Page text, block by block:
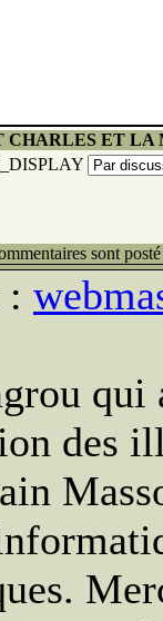
CHARLES ET LA
sont
qui
des